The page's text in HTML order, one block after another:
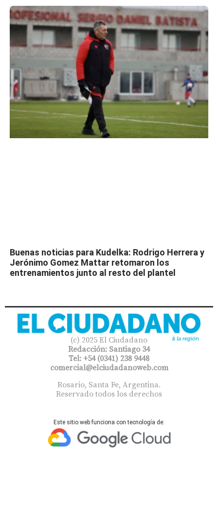
Buenas noticias para Kudelka: Rodrigo Herrera y
Jerónimo Gomez Mattar retomaron los
entrenamientos junto al resto del plantel
(c) 2025 El Ciudadano
Redacción: Santiago 34
Tel: +54 (0341) 238 9448
comercial@elciudadanoweb.com​
Rosario, Santa Fe, Argentina.
Reservado todos los derechos
Este sitio web funciona con tecnología de: